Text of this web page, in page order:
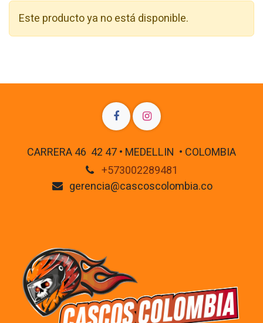
Este producto ya no está disponible.
CARRERA 46 42 47 • MEDELLIN • COLOMBIA
+573002289481
gerencia@cascoscolombia.co